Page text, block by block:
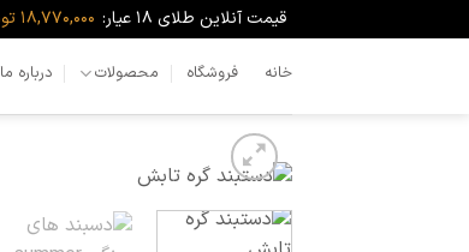
to
قیمت آنلاین طلای ۱۸ عیار: 18,770,000 تومان
خانه فروشگاه محصولات درباره ما